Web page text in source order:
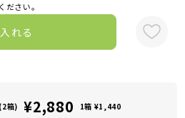
さい。
れる
箱) ¥2,880 1箱 ¥1,440